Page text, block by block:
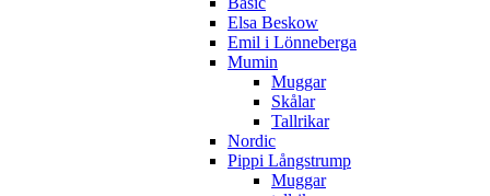
Elsa Beskow
Emil i Lönneberga
Mumin
Muggar
Skålar
Tallrikar
Nordic
Pippi Långstrump
Muggar